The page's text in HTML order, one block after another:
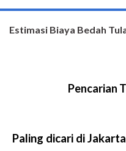
Paling dicari di Jakarta